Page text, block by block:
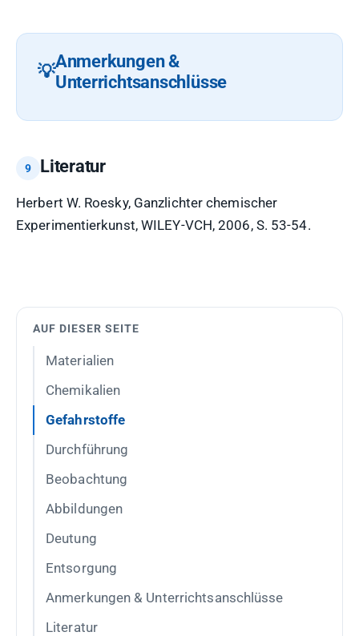
Anmerkungen &
Unterrichtsanschlüsse
Literatur
Herbert W. Roesky, Ganzlichter chemischer
Experimentierkunst, WILEY-VCH, 2006, S. 53-54.
AUF DIESER SEITE
Materialien
Chemikalien
Gefahrstoffe
Durchführung
Beobachtung
Abbildungen
Deutung
Entsorgung
Anmerkungen & Unterrichtsanschlüsse
Literatur